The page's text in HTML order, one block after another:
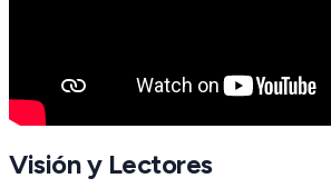
Visión y Lectores